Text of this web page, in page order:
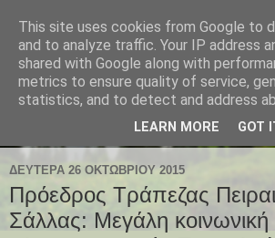
ΔΕΥΤΈΡΑ 26 ΟΚΤΩΒΡΊΟΥ 2015
Πρόεδρος Τράπεζας
Σάλλας: Μεγάλη κοινωνική
This site uses cookies from Google to
and to analyze traffic. Your IP address
shared with Google along with
metrics to ensure quality of service,
statistics, and to detect and address
LEARN MORE GOT